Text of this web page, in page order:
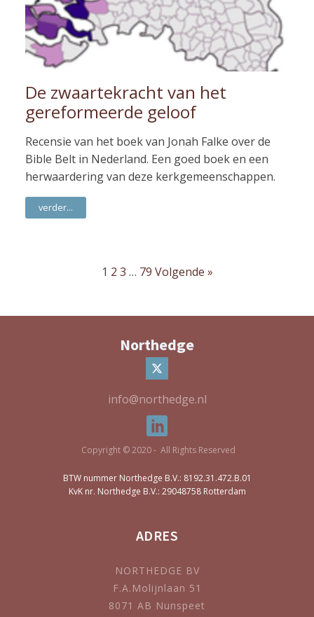
De zwaartekracht van het
gereformeerde geloof
Recensie van het boek van Jonah Falke over de
Bible Belt in Nederland. Een goed boek en een
herwaardering van deze kerkgemeenschappen.
verder...
1 2 3 … 79 Volgende »
Northedge
info@northedge.nl
Copyright © 2020 - All Rights Reserved
BTW nummer Northedge B.V.: 8192.31.472.B.01
KvK nr. Northedge B.V.: 29048758 Rotterdam
ADRES
NORTHEDGE BV
F.A.Molijnlaan 51
8071 AB Nunspeet